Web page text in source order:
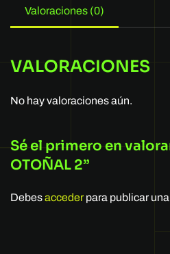
Valoraciones (0)
VALORACIONES
No hay valoraciones aún.
Sé el primero en
OTOÑAL 2”
Debesacceder para publicar